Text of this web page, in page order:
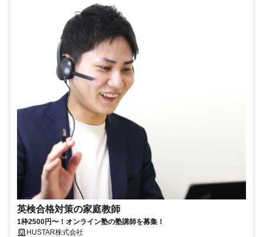
英検合格対策の家庭教師
1枠2500円〜！オンライン塾の塾講師を募集！
HUSTAR株式会社